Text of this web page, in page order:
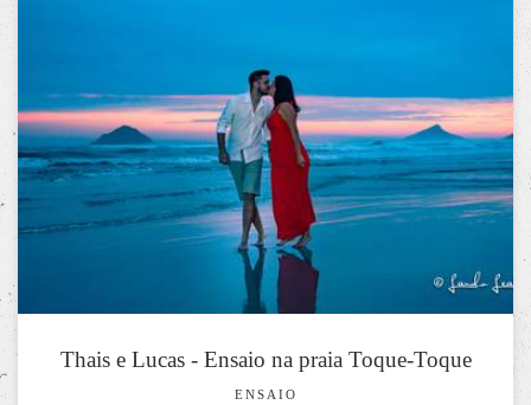
Thais e Lucas - Ensaio na praia Toque-Toque
ENSAIO